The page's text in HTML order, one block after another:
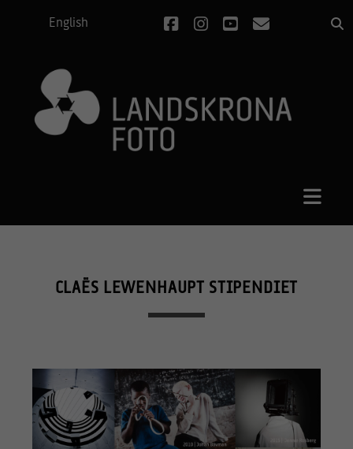
English facebook
instagram
youtube
e-
CLAËS LEWENHAUPT STIPENDIET